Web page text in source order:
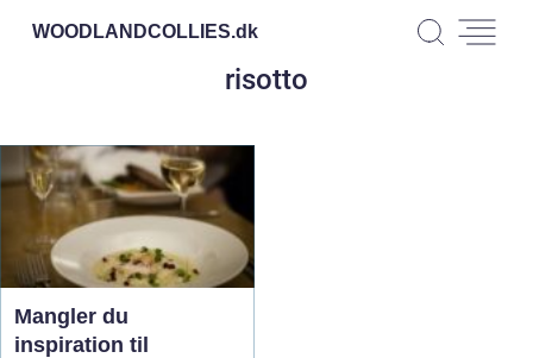
WOODLANDCOLLIES.dk
risotto
Mangler du
inspiration til